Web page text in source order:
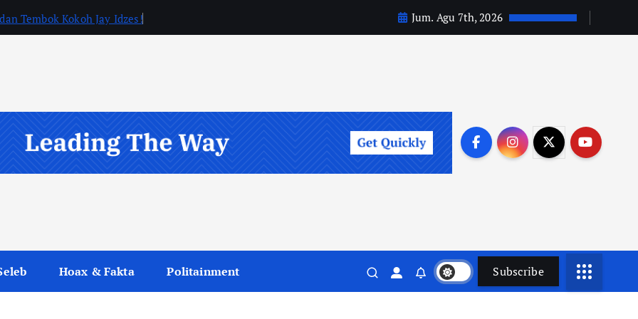
Tembok Kokoh Jay Idzes! Jum. Agu 7th, 2026
Hoax & Fakta Politainment Subscribe